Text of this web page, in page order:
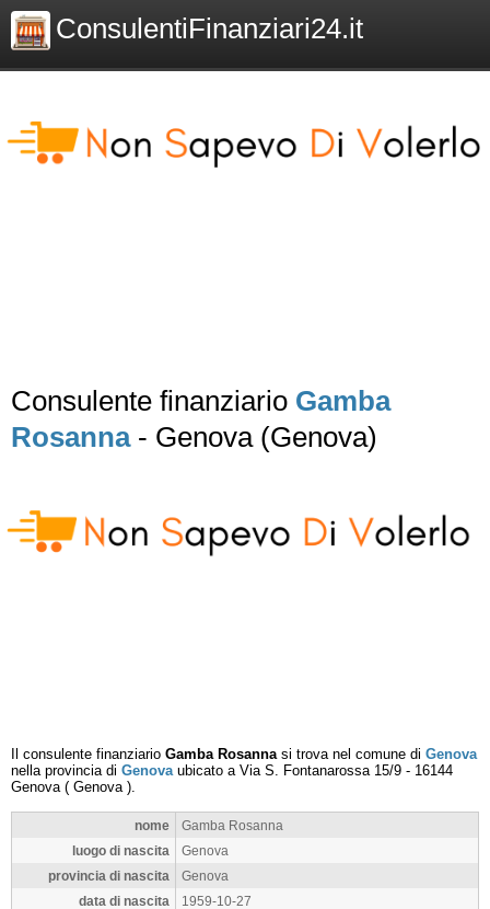
ConsulentiFinanziari24.it
Consulente finanziario Gamba
Rosanna- Genova (Genova)
Il consulente finanziario Gamba Rosannasi trova nel comune di Genova
nella provincia di Genovaubicato a Via S. Fontanarossa 15/9 - 16144
Genova( Genova).
nome
Gamba Rosanna
luogo di nascita
Genova
provincia di nascita
Genova
data di nascita
1959-10-27